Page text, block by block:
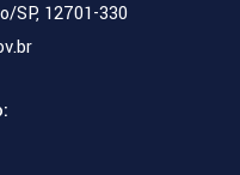
SP, 12701-330